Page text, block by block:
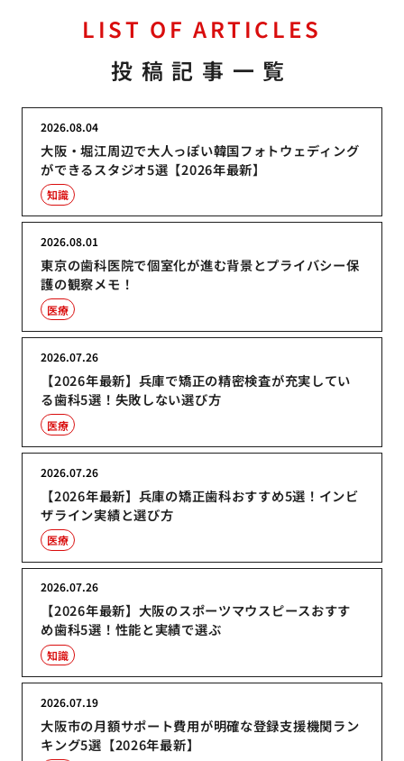
LIST OF ARTICLES
投稿記事一覧
大阪・堀江周辺で大人っぽい韓国フォトウェディング
ができるスタジオ5選【2026年最新】
2026.08.04
知識
東京の歯科医院で個室化が進む背景とプライバシー保
護の観察メモ！
2026.08.01
医療
【2026年最新】兵庫で矯正の精密検査が充実してい
る歯科5選！失敗しない選び方
2026.07.26
医療
【2026年最新】兵庫の矯正歯科おすすめ5選！インビ
ザライン実績と選び方
2026.07.26
医療
【2026年最新】大阪のスポーツマウスピースおすす
め歯科5選！性能と実績で選ぶ
2026.07.26
知識
大阪市の月額サポート費用が明確な登録支援機関ラン
キング5選【2026年最新】
2026.07.19